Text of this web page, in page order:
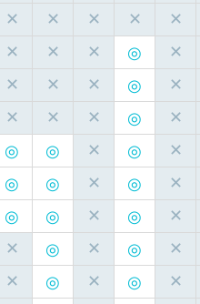
✕ ✕ ✕ ✕ ✕
✕ ✕ ✕ ✕
✕ ✕ ✕ ✕
✕ ✕ ✕ ✕
✕ ✕
✕ ✕
✕ ✕
✕ ✕ ✕
✕ ✕ ✕